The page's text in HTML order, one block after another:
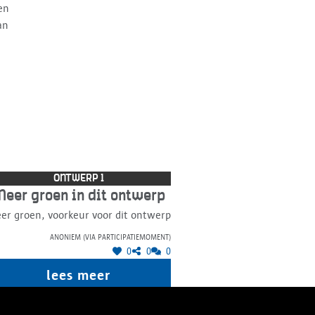
ONTWERP 1
groen in dit ontwerp
groen, voorkeur voor dit ontwerp
Anoniem (via participatiemoment)
0 0 0
lees meer